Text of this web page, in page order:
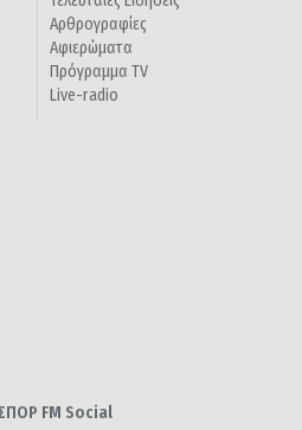
Αρθρογραφίες
Αφιερώματα
Πρόγραμμα TV
Live-radio
FM Social